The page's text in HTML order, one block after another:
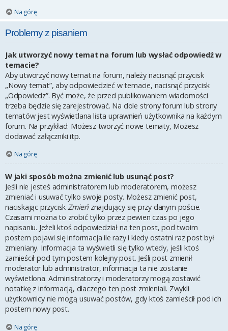
Na górę
Problemy z pisaniem
Jak utworzyć nowy temat na forum lub wysłać odpowiedź w
temacie?
Aby utworzyć nowy temat na forum, należy nacisnąć przycisk
„Nowy temat”, aby odpowiedzieć w temacie, nacisnąć przycisk
„Odpowiedz”. Być może, że przed publikowaniem wiadomości
trzeba będzie się zarejestrować. Na dole strony forum lub strony
tematów jest wyświetlana lista uprawnień użytkownika na każdym
forum. Na przykład: Możesz tworzyć nowe tematy, Możesz
dodawać załączniki itp.
Na górę
W jaki sposób można zmienić lub usunąć post?
Jeśli nie jesteś administratorem lub moderatorem, możesz
zmieniać i usuwać tylko swoje posty. Możesz zmienić post,
naciskając przycisk Zmień znajdujący się przy danym poście.
Czasami można to zrobić tylko przez pewien czas po jego
napisaniu. Jeżeli ktoś odpowiedział na ten post, pod twoim
postem pojawi się informacja ile razy i kiedy ostatni raz post był
zmieniany. Informacja ta wyświetli się tylko wtedy, jeśli ktoś
zamieścił pod tym postem kolejny post. Jeśli post zmienił
moderator lub administrator, informacja ta nie zostanie
wyświetlona. Administratorzy i moderatorzy mogą zostawić
notatkę z informacją, dlaczego ten post zmieniali. Zwykli
użytkownicy nie mogą usuwać postów, gdy ktoś zamieścił pod ich
postem nowy post.
Na górę